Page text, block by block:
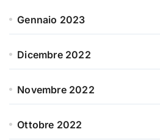
Gennaio 2023
Dicembre 2022
Novembre 2022
Ottobre 2022